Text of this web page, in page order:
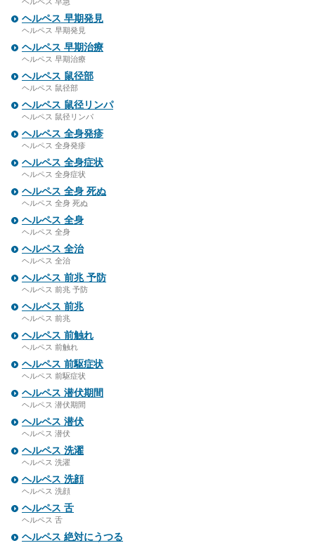
ヘルペス 早期発見
ヘルペス 早期発見
ヘルペス 早期治療
ヘルペス 早期治療
ヘルペス 鼠径部
ヘルペス 鼠径部
ヘルペス 鼠径リンパ
ヘルペス 鼠径リンパ
ヘルペス 全身発疹
ヘルペス 全身発疹
ヘルペス 全身症状
ヘルペス 全身症状
ヘルペス 全身 死ぬ
ヘルペス 全身 死ぬ
ヘルペス 全身
ヘルペス 全身
ヘルペス 全治
ヘルペス 全治
ヘルペス 前兆 予防
ヘルペス 前兆 予防
ヘルペス 前兆
ヘルペス 前兆
ヘルペス 前触れ
ヘルペス 前触れ
ヘルペス 前駆症状
ヘルペス 前駆症状
ヘルペス 潜伏期間
ヘルペス 潜伏期間
ヘルペス 潜伏
ヘルペス 潜伏
ヘルペス 洗濯
ヘルペス 洗濯
ヘルペス 洗顔
ヘルペス 洗顔
ヘルペス 舌
ヘルペス 舌
ヘルペス 絶対にうつる